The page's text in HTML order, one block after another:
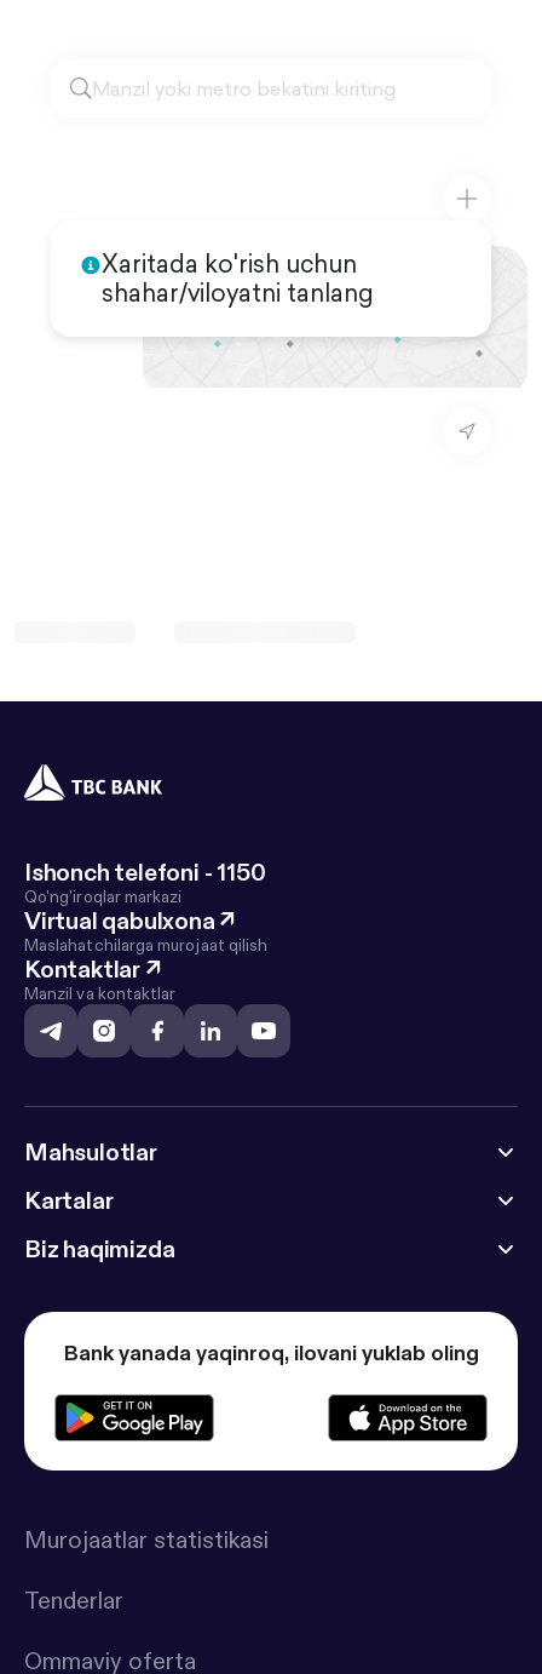
Xaritada ko'rish uchun
shahar/viloyatni tanlang
Ishonch telefoni - 1150
Qo'ng'iroqlar markazi
Virtual qabulxona ↗
Maslahatchilarga murojaat qilish
Kontaktlar ↗
Manzil va kontaktlar
Mahsulotlar
Kartalar
Biz haqimizda
Bank yanada yaqinroq, ilovani yuklab oling
Murojaatlar statistikasi
Tenderlar
Ommaviy oferta